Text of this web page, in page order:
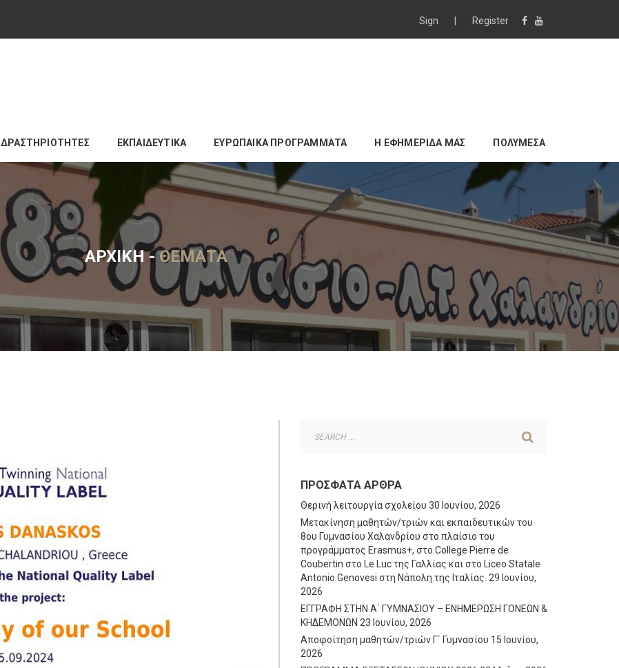
Sign Register
ΔΡΑΣΤΗΡΙΟΤΗΤΕΣ ΕΚΠΑΙΔΕΥΤΙΚΑ ΕΥΡΩΠΑΙΚΑ ΠΡΟΓΡΑΜΜΑΤΑ Η ΕΦΗΜΕΡΙΔΑ ΜΑΣ ΠΟΛΥΜΕΣΑ
ΑΡΧΙΚΉ-ΘΈΜΑΤΑ
ΠΡΌΣΦΑΤΑ ΆΡΘΡΑ
Θερινή λειτουργία σχολείου 30 Ιουνίου, 2026
Μετακίνηση μαθητών/τριών και εκπαιδευτικών του
8ου Γυμνασίου Χαλανδρίου στο πλαίσιο του
προγράμματος Erasmus+, στο College Pierre de
Coubertin στο Le Luc της Γαλλίας και στο Liceo Statale
Antonio Genovesi στη Νάπολη της Ιταλίας. 29 Ιουνίου,
2026
ΕΓΓΡΑΦΗ ΣΤΗΝ Α΄ ΓΥΜΝΑΣΙΟΥ – ΕΝΗΜΕΡΩΣΗ ΓΟΝΕΩΝ &
ΚΗΔΕΜΟΝΩΝ 23 Ιουνίου, 2026
Αποφοίτηση μαθητών/τριών Γ΄ Γυμνασίου 15 Ιουνίου,
2026